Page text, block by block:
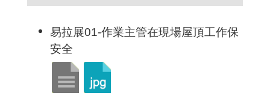
易拉展01-作業主管在現場屋頂工作保
安全